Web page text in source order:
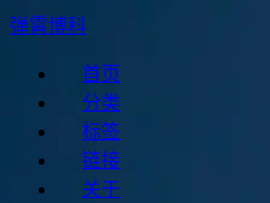
弹霄博科
首页
分类
标签
链接
关于